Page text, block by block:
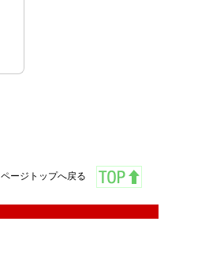
ページトップへ戻る